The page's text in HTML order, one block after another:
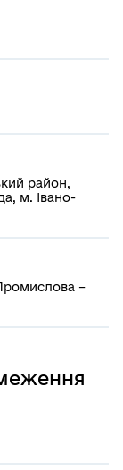
район,
м. Івано-
–